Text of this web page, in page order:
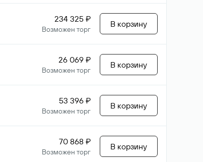
234 325 ₽
Возможен торг
В корзину
26 069 ₽
Возможен торг
В корзину
53 396 ₽
Возможен торг
В корзину
70 868 ₽
Возможен торг
В корзину